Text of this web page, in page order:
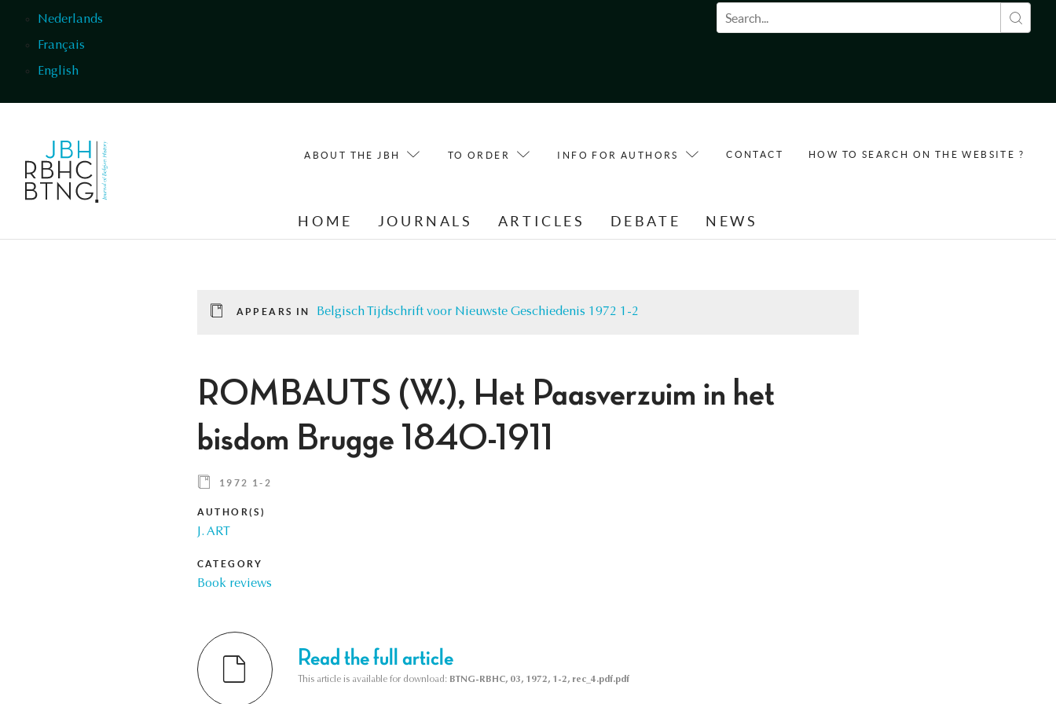
Nederlands
Français
English
Search form
ABOUT THE JBH TO ORDER INFO FOR AUTHORS CONTACT HOW TO SEARCH ON THE WEBSITE ?
HOME JOURNALS ARTICLES DEBATE NEWS
APPEARS IN Belgisch Tijdschrift voor Nieuwste Geschiedenis 1972 1-2
ROMBAUTS (W.), Het Paasverzuim in het
bisdom Brugge 1840-1911
1972 1-2
AUTHOR(S)
J. ART
CATEGORY
Book reviews
Read the full article
This article is available for download: BTNG-RBHC, 03, 1972, 1-2, rec_4.pdf.pdf